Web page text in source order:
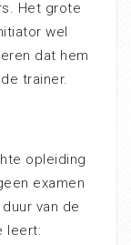
Het grote
wel
dat hem
trainer.
opleiding
examen
van de
leert: